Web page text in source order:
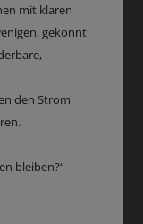
mit klaren
gekonnt
den Strom
bleiben?“